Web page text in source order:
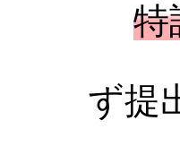
特
ず提